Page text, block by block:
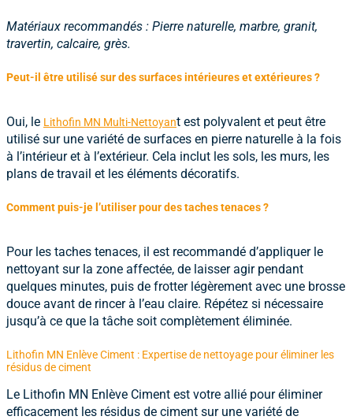
Matériaux recommandés : Pierre naturelle, marbre, granit,
travertin, calcaire, grès.
Peut-il être utilisé sur des surfaces intérieures et extérieures ?
Oui, le Lithofin MN Multi-Nettoyant est polyvalent et peut être
utilisé sur une variété de surfaces en pierre naturelle à la fois
à l’intérieur et à l’extérieur. Cela inclut les sols, les murs, les
plans de travail et les éléments décoratifs.
Comment puis-je l’utiliser pour des taches tenaces ?
Pour les taches tenaces, il est recommandé d’appliquer le
nettoyant sur la zone affectée, de laisser agir pendant
quelques minutes, puis de frotter légèrement avec une brosse
douce avant de rincer à l’eau claire. Répétez si nécessaire
jusqu’à ce que la tâche soit complètement éliminée.
Lithofin MN Enlève Ciment : Expertise de nettoyage pour éliminer les
résidus de ciment
Le Lithofin MN Enlève Ciment est votre allié pour éliminer
efficacement les résidus de ciment sur une variété de